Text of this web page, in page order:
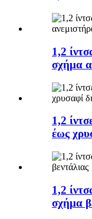
1,2
σχήμα
1,2
έως
1,2
σχήμα